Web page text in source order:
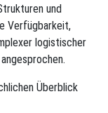
und
Verfügbarkeit,
logistischer
Überblick